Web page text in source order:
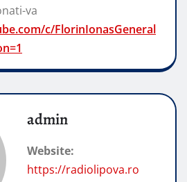
va
c/FlorinIonasGeneral
admin
Website:
https://radiolipova.ro